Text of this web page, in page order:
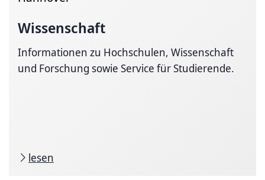
Wissenschaft
Informationen zu Hochschulen, Wissenschaft
und Forschung sowie Service für Studierende.
lesen